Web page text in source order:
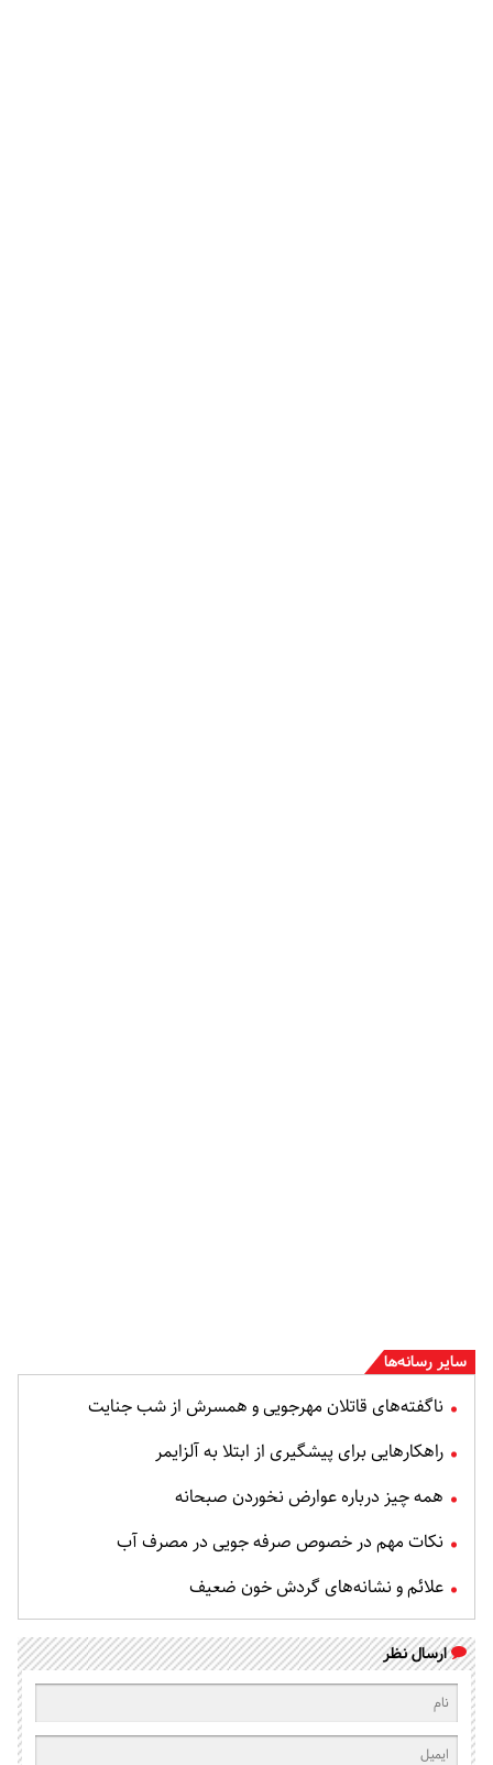
سایر رسانه‌ها
ناگفته‌های قاتلان مهرجویی و همسرش از شب جنایت
راهکارهایی برای پیشگیری از ابتلا به آلزایمر
همه چیز درباره عوارض نخوردن صبحانه
نکات مهم در خصوص صرفه جویی در مصرف آب
علائم و نشانه‌های گردش خون ضعیف
ارسال نظر